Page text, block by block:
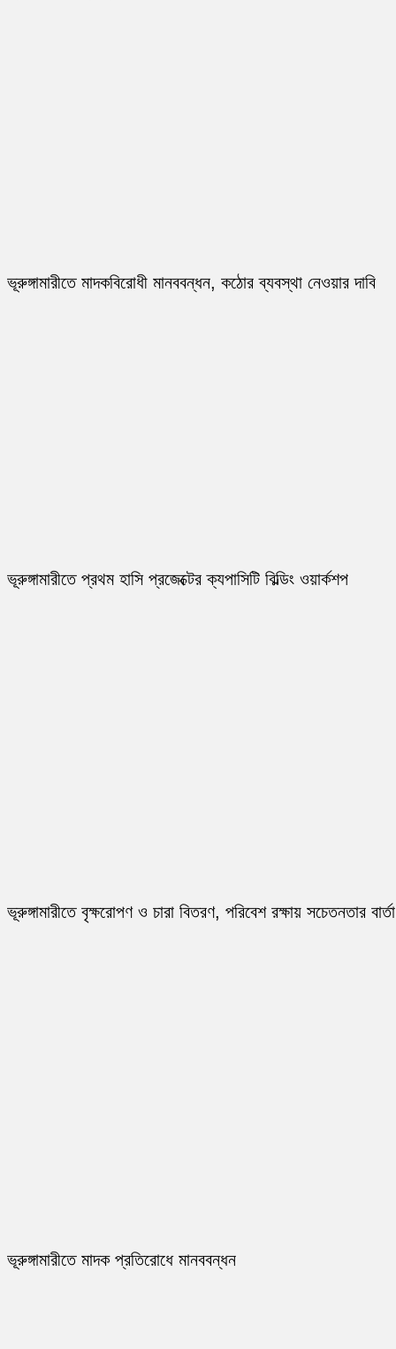
ভূরুঙ্গামারীতে মাদকবিরোধী মানববন্ধন, কঠোর ব্যবস্থা নেওয়ার দাবি
ভূরুঙ্গামারীতে প্রথম হাসি প্রজেক্টের ক্যপাসিটি বিল্ডিং ওয়ার্কশপ
ভূরুঙ্গামারীতে বৃক্ষরোপণ ও চারা বিতরণ, পরিবেশ রক্ষায় সচেতনতার বার্তা
ভূরুঙ্গামারীতে মাদক প্রতিরোধে মানববন্ধন